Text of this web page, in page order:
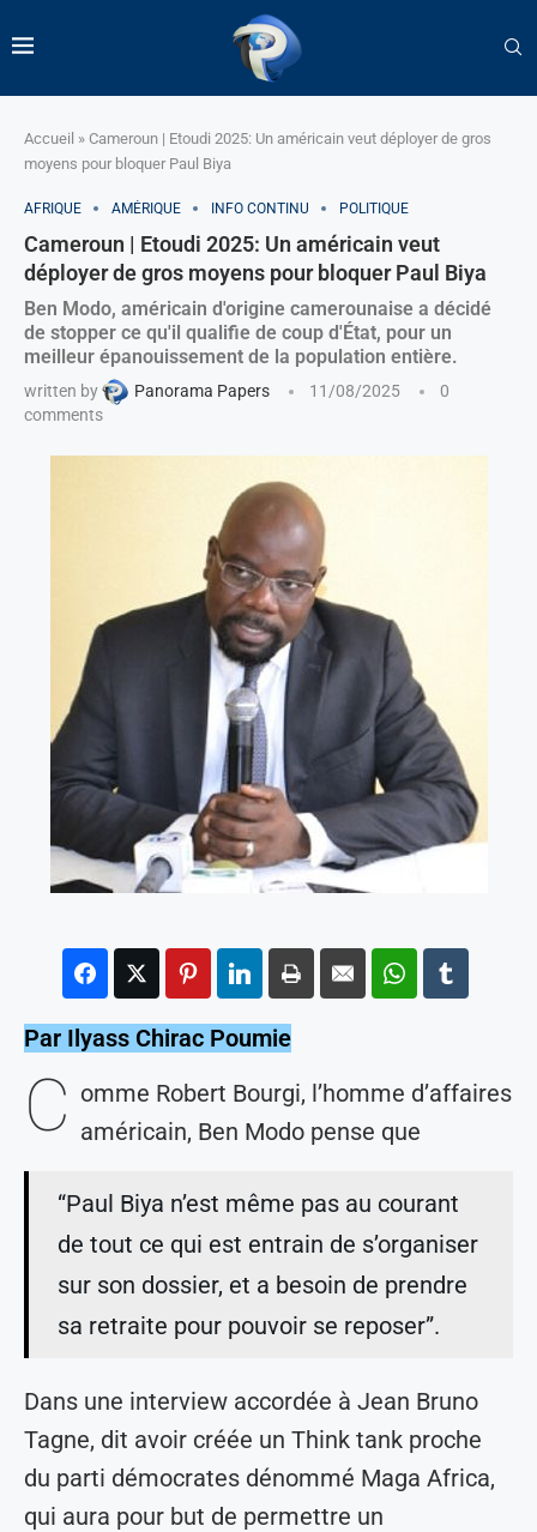
Accueil » Cameroun | Etoudi 2025: Un américain veut déployer de gros
moyens pour bloquer Paul Biya
AFRIQUE AMÉRIQUE INFO CONTINU POLITIQUE
Cameroun | Etoudi 2025: Un américain veut
déployer de gros moyens pour bloquer Paul Biya
Ben Modo, américain d'origine camerounaise a décidé
de stopper ce qu'il qualifie de coup d'État, pour un
meilleur épanouissement de la population entière.
written by Panorama Papers 11/08/2025
0
comments
Par Ilyass Chirac Poumie
C omme Robert Bourgi, l’homme d’affaires
américain, Ben Modo pense que
“Paul Biya n’est même pas au courant
de tout ce qui est entrain de s’organiser
sur son dossier, et a besoin de prendre
sa retraite pour pouvoir se reposer”.
Dans une interview accordée à Jean Bruno
Tagne, dit avoir créée un Think tank proche
du parti démocrates dénommé Maga Africa,
qui aura pour but de permettre un